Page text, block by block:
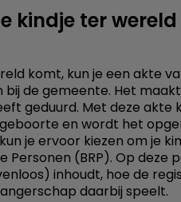
kindje ter wereld
komt, kun je een akte
de gemeente. Het
geduurd. Met deze akte
en wordt het
je ervoor kiezen om je
(BRP). Op deze
inhoudt, hoe de
daarbij speelt.